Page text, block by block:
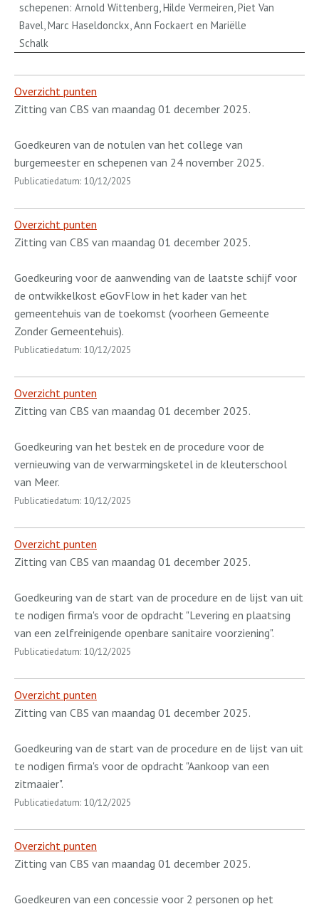
schepenen: Arnold Wittenberg, Hilde Vermeiren, Piet Van
Bavel, Marc Haseldonckx, Ann Fockaert en Mariëlle
Schalk
Overzicht punten
Zitting van CBS van maandag 01 december 2025.
Goedkeuren van de notulen van het college van
burgemeester en schepenen van 24 november 2025.
Publicatiedatum: 10/12/2025
Overzicht punten
Zitting van CBS van maandag 01 december 2025.
Goedkeuring voor de aanwending van de laatste schijf voor
de ontwikkelkost eGovFlow in het kader van het
gemeentehuis van de toekomst (voorheen Gemeente
Zonder Gemeentehuis).
Publicatiedatum: 10/12/2025
Overzicht punten
Zitting van CBS van maandag 01 december 2025.
Goedkeuring van het bestek en de procedure voor de
vernieuwing van de verwarmingsketel in de kleuterschool
van Meer.
Publicatiedatum: 10/12/2025
Overzicht punten
Zitting van CBS van maandag 01 december 2025.
Goedkeuring van de start van de procedure en de lijst van uit
te nodigen firma's voor de opdracht "Levering en plaatsing
van een zelfreinigende openbare sanitaire voorziening".
Publicatiedatum: 10/12/2025
Overzicht punten
Zitting van CBS van maandag 01 december 2025.
Goedkeuring van de start van de procedure en de lijst van uit
te nodigen firma's voor de opdracht "Aankoop van een
zitmaaier".
Publicatiedatum: 10/12/2025
Overzicht punten
Zitting van CBS van maandag 01 december 2025.
Goedkeuren van een concessie voor 2 personen op het